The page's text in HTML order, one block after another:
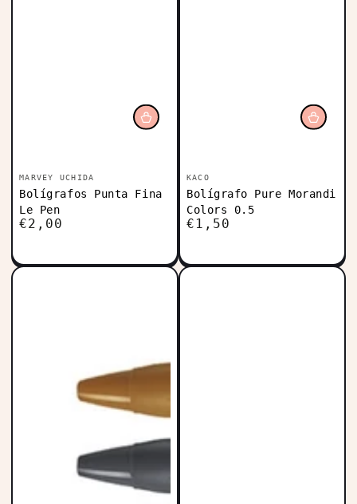
Vendedor:
MARVEY UCHIDA
Bolígrafos Punta Fina
Le Pen
Precio
€2,00
Vendedor:
KACO
Bolígrafo Pure Morandi
Colors 0.5
Precio
€1,50